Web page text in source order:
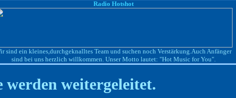
Radio Hotshot
sind ein kleines,durchgeknalltes Team und suchen noch Verstärkung.Auch Anfänger
sind bei uns herzlich willkommen. Unser Motto lautet: "Hot Music for You".
werden weitergeleitet.